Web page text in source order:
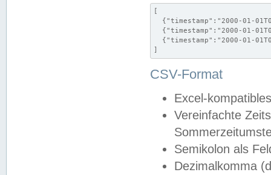
[
{"timestamp":"2000-01-
{"timestamp":"2000-01-
{"timestamp":"2000-01-
]
CSV-Format
Excel-
Vereinfachte
Semikolon als
Dezimalkomma